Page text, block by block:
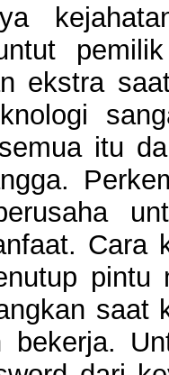
ekstra
itu
Cara
pintu
saat
bekerja.